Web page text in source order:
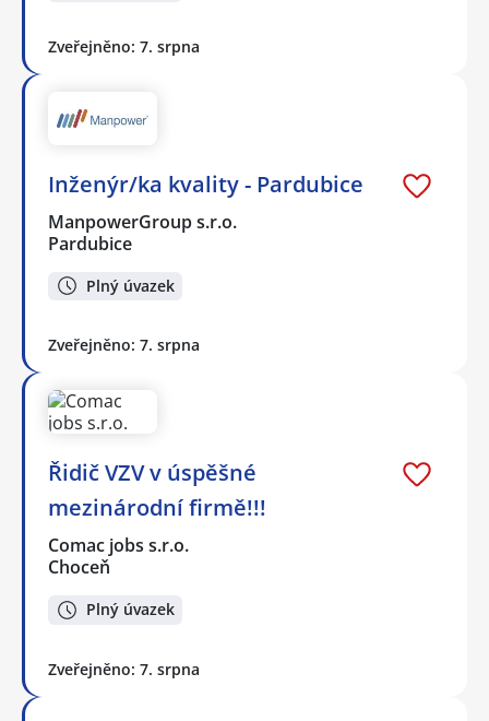
Zveřejněno: 7. srpna
Inženýr/ka kvality - Pardubice
ManpowerGroup s.r.o.
Pardubice
Plný úvazek
Zveřejněno: 7. srpna
Řidič VZV v úspěšné
mezinárodní firmě!!!
Comac jobs s.r.o.
Choceň
Plný úvazek
Zveřejněno: 7. srpna